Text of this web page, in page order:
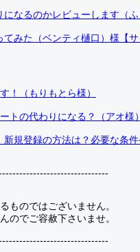
なるのかレビューします（
てみた（ベンティ樋口）様【
！（もりもとら様）
トの代わりになる？（アオ様
新規登録の方法は？必要な条
ものではございません。
のでご容赦下さいませ。